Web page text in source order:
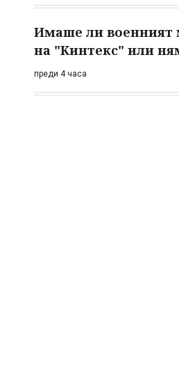
Имаше ли военният
на "Кинтекс" или
преди 4 часа